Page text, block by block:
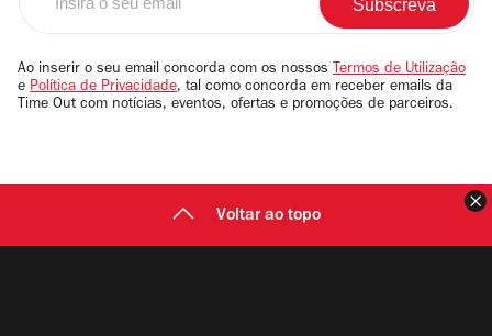
email
Ao inserir o seu email concorda com os nossos Termos de Utilização
e Política de Privacidade, tal como concorda em receber emails da
Time Out com notícias, eventos, ofertas e promoções de parceiros.
Voltar ao topo